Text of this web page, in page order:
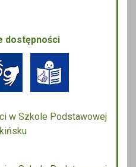
dostępności
w Szkole Podstawowej